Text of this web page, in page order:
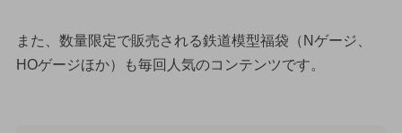
また、数量限定で販売される鉄道模型福袋（Nゲージ、
HOゲージほか）も毎回人気のコンテンツです。